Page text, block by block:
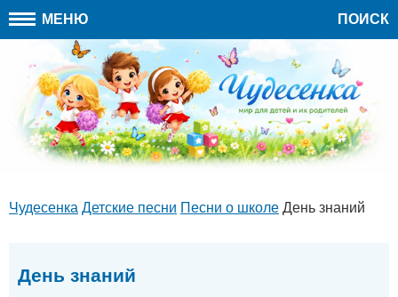
МЕНЮ ПОИСК
Чудесенка Детские песни Песни о школе День знаний
День знаний